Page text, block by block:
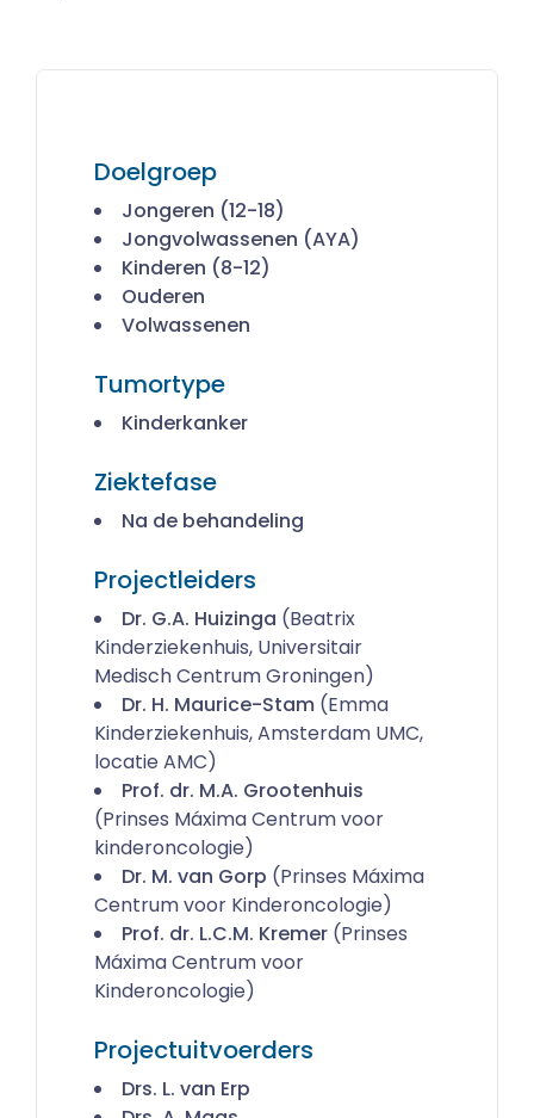
Doelgroep
Jongeren (12-18)
Jongvolwassenen (AYA)
Kinderen (8-12)
Ouderen
Volwassenen
Tumortype
Kinderkanker
Ziektefase
Na de behandeling
Projectleiders
Dr. G.A. Huizinga (Beatrix
Kinderziekenhuis, Universitair
Medisch Centrum Groningen)
Dr. H. Maurice-Stam (Emma
Kinderziekenhuis, Amsterdam UMC,
locatie AMC)
Prof. dr. M.A. Grootenhuis
(Prinses Máxima Centrum voor
kinderoncologie)
Dr. M. van Gorp (Prinses Máxima
Centrum voor Kinderoncologie)
Prof. dr. L.C.M. Kremer (Prinses
Máxima Centrum voor
Kinderoncologie)
Projectuitvoerders
Drs. L. van Erp